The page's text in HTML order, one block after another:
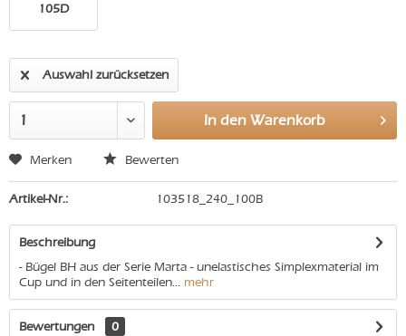
105D
Auswahl zurücksetzen
In den Warenkorb
Merken Bewerten
Artikel-Nr.: 103518_240_100B
Beschreibung
- Bügel BH aus der Serie Marta - unelastisches Simplexmaterial im
Cup und in den Seitenteilen... mehr
Bewertungen
0